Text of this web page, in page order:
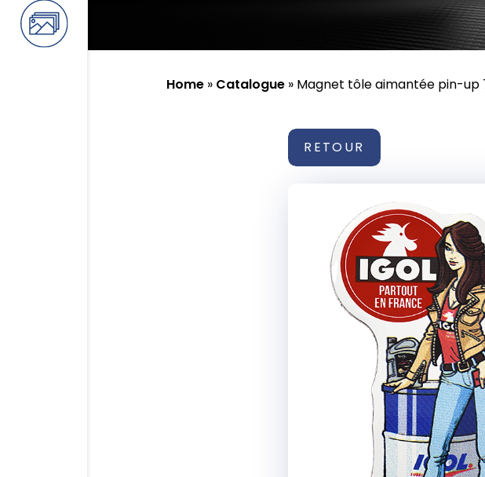
Home » Catalogue » Magnet tôle aimantée pin-up
RETOUR